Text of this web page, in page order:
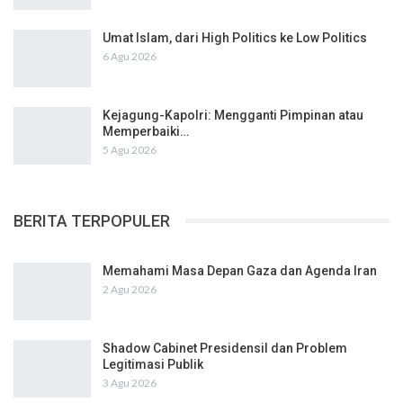
Umat Islam, dari High Politics ke Low Politics
6 Agu 2026
Kejagung-Kapolri: Mengganti Pimpinan atau
Memperbaiki…
5 Agu 2026
BERITA TERPOPULER
Memahami Masa Depan Gaza dan Agenda Iran
2 Agu 2026
Shadow Cabinet Presidensil dan Problem
Legitimasi Publik
3 Agu 2026